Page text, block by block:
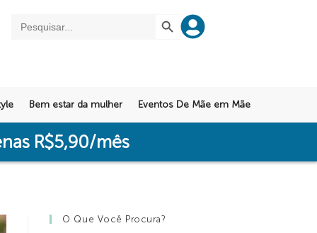
for:
SEARCH BUTTON
Bem estar da mulher Eventos De Mãe em Mãe
R$5,90/mês
O Que Você Procura?